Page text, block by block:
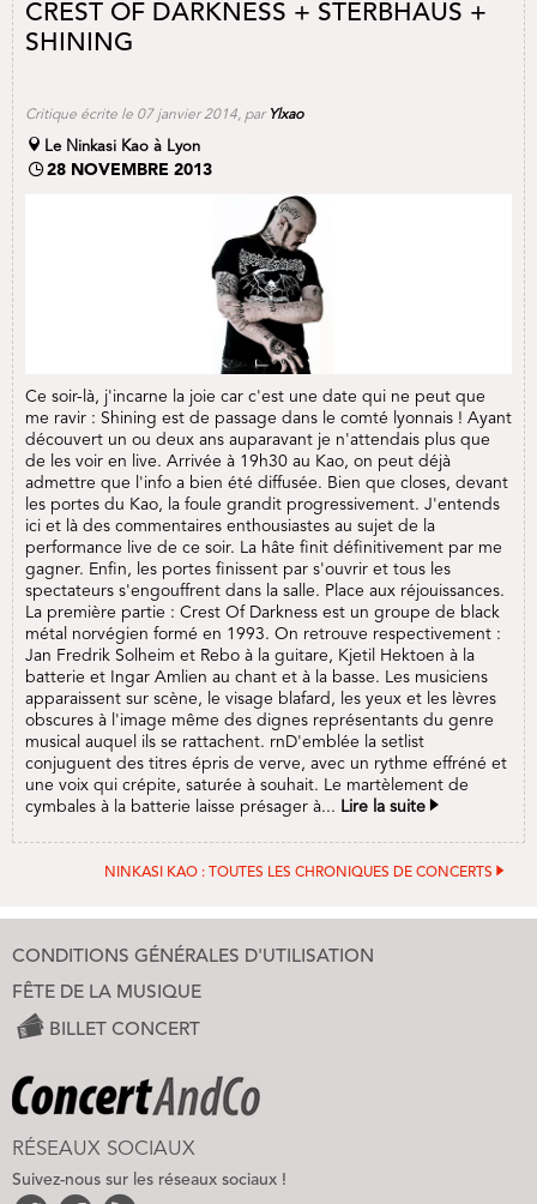
CREST OF DARKNESS + STERBHAUS +
SHINING
Critique écrite le 07 janvier 2014, par Ylxao
Le Ninkasi Kao à Lyon
28 NOVEMBRE 2013
Ce soir-là, j'incarne la joie car c'est une date qui ne peut que
me ravir : Shining est de passage dans le comté lyonnais ! Ayant
découvert un ou deux ans auparavant je n'attendais plus que
de les voir en live. Arrivée à 19h30 au Kao, on peut déjà
admettre que l'info a bien été diffusée. Bien que closes, devant
les portes du Kao, la foule grandit progressivement. J'entends
ici et là des commentaires enthousiastes au sujet de la
performance live de ce soir. La hâte finit définitivement par me
gagner. Enfin, les portes finissent par s'ouvrir et tous les
spectateurs s'engouffrent dans la salle. Place aux réjouissances.
La première partie : Crest Of Darkness est un groupe de black
métal norvégien formé en 1993. On retrouve respectivement :
Jan Fredrik Solheim et Rebo à la guitare, Kjetil Hektoen à la
batterie et Ingar Amlien au chant et à la basse. Les musiciens
apparaissent sur scène, le visage blafard, les yeux et les lèvres
obscures à l'image même des dignes représentants du genre
musical auquel ils se rattachent. rnD'emblée la setlist
conjuguent des titres épris de verve, avec un rythme effréné et
une voix qui crépite, saturée à souhait. Le martèlement de
cymbales à la batterie laisse présager à... Lire la suite
NINKASI KAO : TOUTES LES CHRONIQUES DE CONCERTS
CONDITIONS GÉNÉRALES D'UTILISATION
FÊTE DE LA MUSIQUE
BILLET CONCERT
RÉSEAUX SOCIAUX
Suivez-nous sur les réseaux sociaux !